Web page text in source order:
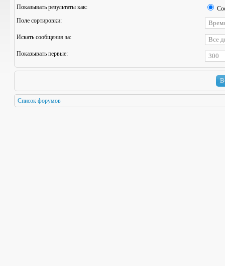
Показывать результаты как:
Поле сортировки:
Искать сообщения за:
Показывать первые:
Список форумов